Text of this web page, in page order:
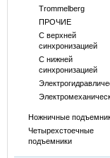
Trommelberg
ПРОЧИЕ
С верхней
синхронизацией
С нижней
синхронизацией
Ножничные
Четырехстоечные
подъемники